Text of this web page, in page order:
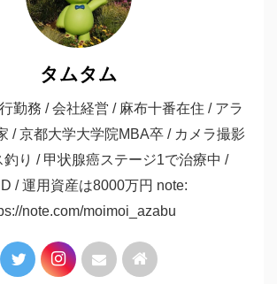
タムタム
勤務 / 会社経営 / 麻布十番在住 / アラ
/ 京都大学大学院MBA卒 / カメラ撮影
釣り / 甲状腺癌ステージ1で治療中 /
/ 運用資産は8000万円 note:
note.com/moimoi_azabu